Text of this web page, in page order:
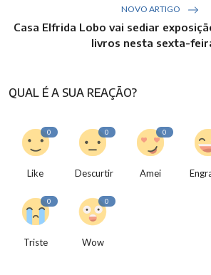
NOVO ARTIGO
Casa Elfrida Lobo vai sediar
livros nesta sexta-
QUAL É A SUA REAÇÃO?
0
Like
0
Descurtir
0
Amei
0
Triste
0
Wow